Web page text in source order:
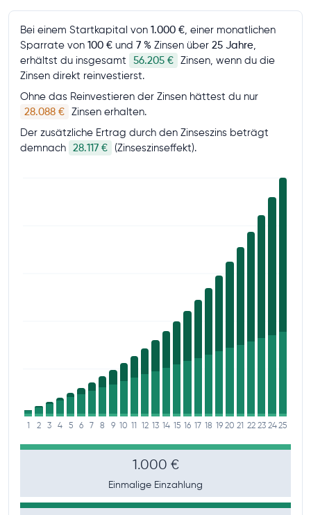
Bei einem Startkapital von 1.000 € , einer monatlichen
Sparrate von 100 € und 7 % Zinsen über 25 Jahre
erhältst du insgesamt
56.205 € Zinsen, wenn du die
Zinsen direkt reinvestierst.
Ohne das Reinvestieren der Zinsen hättest du nur
28.088 € Zinsen erhalten.
Der zusätzliche Ertrag durch den Zinseszins beträgt
demnach 28.117 € (Zinseszinseffekt).
1 2 3 4 5 6 7 8 9 10 11 12 13 14 15 16 17 18 19 20 21 22 23 2425
1.000 €
Einmalige Einzahlung